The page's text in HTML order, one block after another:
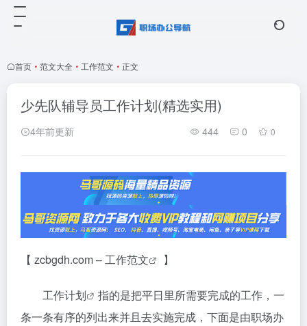
首页 • 范文大全 • 工作范文 • 正文
少先队辅导员工作计划(精选实用)
4年前更新 444 0 0
【 zcbgdh.com –工作范文 】
工作计划
指的是把平日里所需要完成的工作，一
条一条有序的列出来并且去实施完成，下面是由职场办